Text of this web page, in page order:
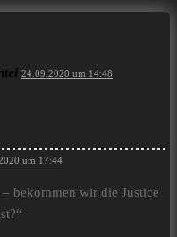
24.09.2020 um 14:48
um 17:44
bekommen wir die Justice